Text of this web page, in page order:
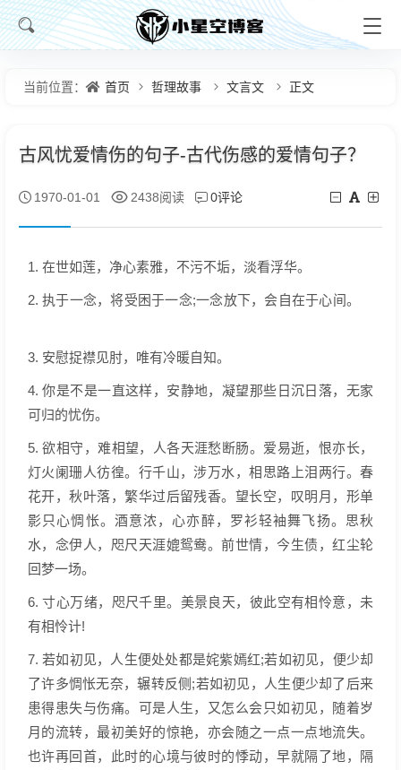
当前位置： 首页 哲理故事 文言文 正文
古风忧爱情伤的句子-古代伤感的爱情句子？
1970-01-01 2438阅读 0评论
1. 在世如莲，净心素雅，不污不垢，淡看浮华。
2. 执于一念，将受困于一念;一念放下，会自在于心间。
3. 安慰捉襟见肘，唯有冷暖自知。
4. 你是不是一直这样，安静地，凝望那些日沉日落，无家
可归的忧伤。
5. 欲相守，难相望，人各天涯愁断肠。爱易逝，恨亦长，
灯火阑珊人彷徨。行千山，涉万水，相思路上泪两行。春
花开，秋叶落，繁华过后留残香。望长空，叹明月，形单
影只心惆怅。酒意浓，心亦醉，罗衫轻袖舞飞扬。思秋
水，念伊人，咫尺天涯媲鸳鸯。前世情，今生债，红尘轮
回梦一场。
6. 寸心万绪，咫尺千里。美景良天，彼此空有相怜意，未
有相怜计!
7. 若如初见，人生便处处都是姹紫嫣红;若如初见，便少却
了许多惆怅无奈，辗转反侧;若如初见，人生便少却了后来
患得患失与伤痛。可是人生，又怎么会只如初见，随着岁
月的流转，最初美好的惊艳，亦会随之一点一点地流失。
也许再回首，此时的心境与彼时的悸动，早就隔了地，隔